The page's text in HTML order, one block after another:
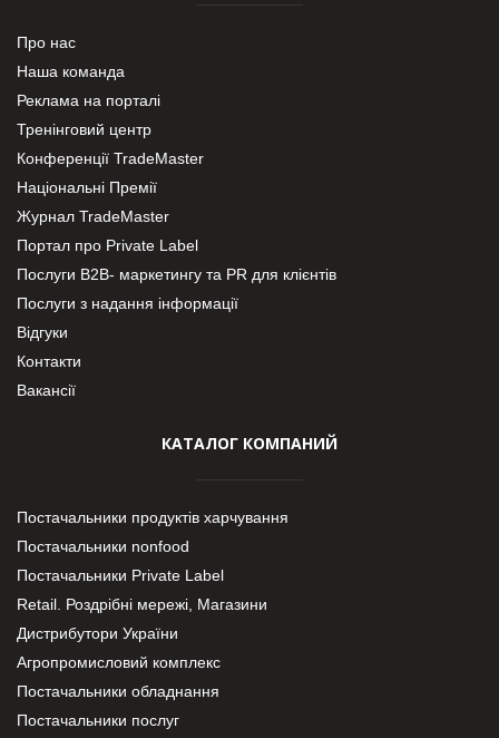
Про нас
Наша команда
Реклама на порталі
Тренінговий центр
Конференції TradeMaster
Національні Премії
Журнал TradeMaster
Портал про Private Label
Послуги В2В- маркетингу та PR для клієнтів
Послуги з надання інформації
Відгуки
Контакти
Вакансії
КАТАЛОГ КОМПАНИЙ
Постачальники продуктів харчування
Постачальники nonfood
Постачальники Private Label
Retail. Роздрібні мережі, Магазини
Дистрибутори України
Агропромисловий комплекс
Постачальники обладнання
Постачальники послуг